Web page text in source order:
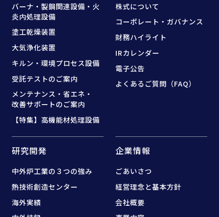
バーナ・製鋼関連設備・ 火
炎内処理設備
塗工乾燥装置
大気浄化装置
キルン・環境プロセス設備
受託テストのご案内
メンテナンス・省エネ・
改善サポートのご案内
【特集】高機能材処理設備
株式について
コーポレート・ガバナンス
財務ハイライト
IRカレンダー
電子公告
よくあるご質問（FAQ）
研究開発
中外炉工業の３つの強み
熱技術創造センター
海外実績
企業情報
ごあいさつ
経営理念と基本方針
会社概要